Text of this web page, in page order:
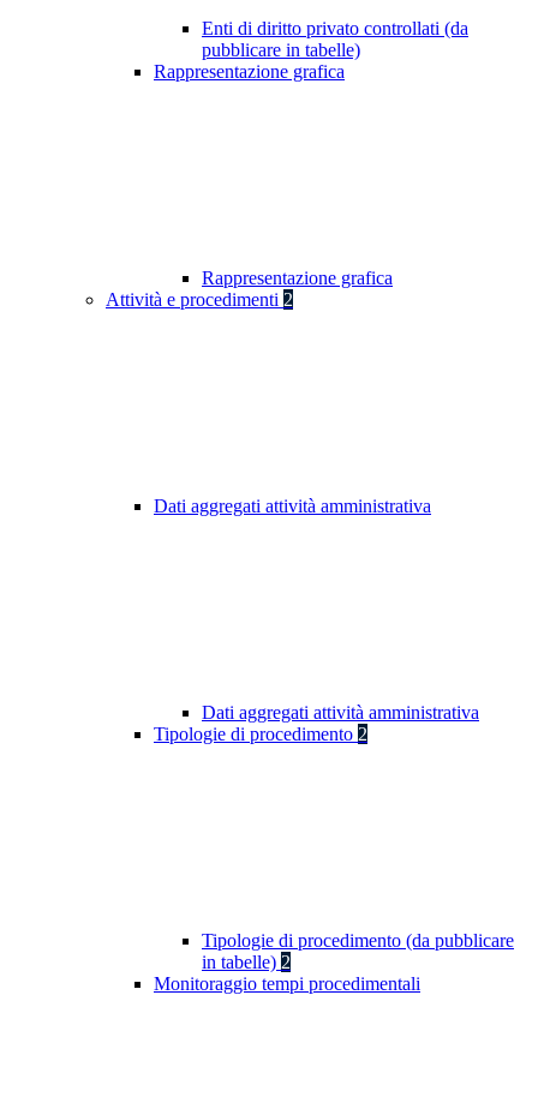
Enti di diritto privato controllati (da
pubblicare in tabelle)
Rappresentazione grafica
Rappresentazione grafica
Attività e procedimenti 2
Dati aggregati attività amministrativa
Dati aggregati attività amministrativa
Tipologie di procedimento 2
Tipologie di procedimento (da pubblicare
in tabelle) 2
Monitoraggio tempi procedimentali